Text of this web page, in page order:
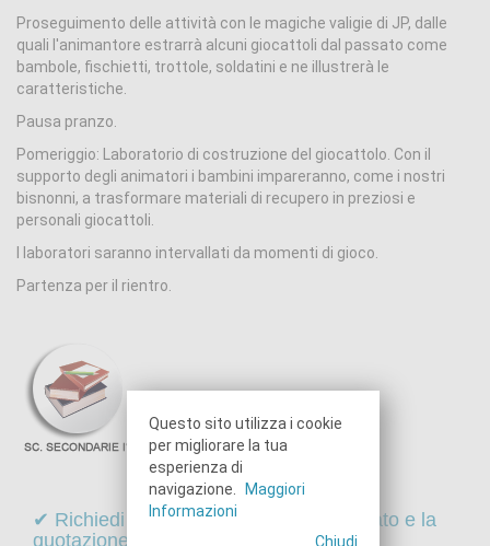
Proseguimento delle attività con le magiche valigie di JP, dalle
quali l'animantore estrarrà alcuni giocattoli dal passato come
bambole, fischietti, trottole, soldatini e ne illustrerà le
caratteristiche.
Pausa pranzo.
Pomeriggio: Laboratorio di costruzione del giocattolo. Con il
supporto degli animatori i bambini impareranno, come i nostri
bisnonni, a trasformare materiali di recupero in preziosi e
personali giocattoli.
I laboratori saranno intervallati da momenti di gioco.
Partenza per il rientro.
✔ Richiedi online il programma dettagliato e la
quotazione di questo viaggio
Questo sito utilizza i cookie
per migliorare la tua
esperienza di
navigazione.
Maggiori
Informazioni
Chiudi